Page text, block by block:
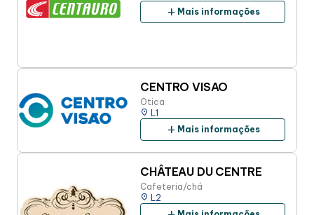
add Mais informações
CENTRO VISAO
Ótica
place L1
add Mais informações
CHÂTEAU DU CENTRE
Cafeteria/chá
place L2